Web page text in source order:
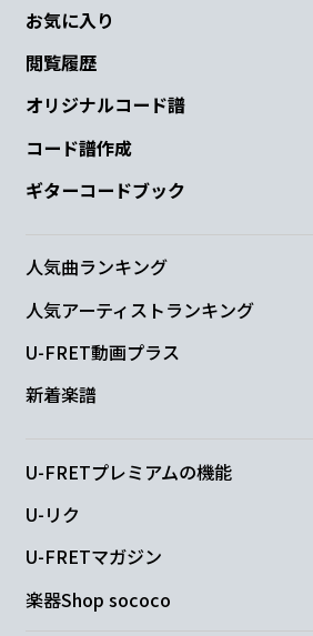
お気に入り
閲覧履歴
オリジナルコード譜
コード譜作成
ギターコードブック
人気曲ランキング
人気アーティストランキング
U-FRET動画プラス
新着楽譜
U-FRETプレミアムの機能
U-リク
U-FRETマガジン
楽器Shop sococo